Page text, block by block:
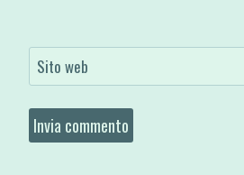
Sito web